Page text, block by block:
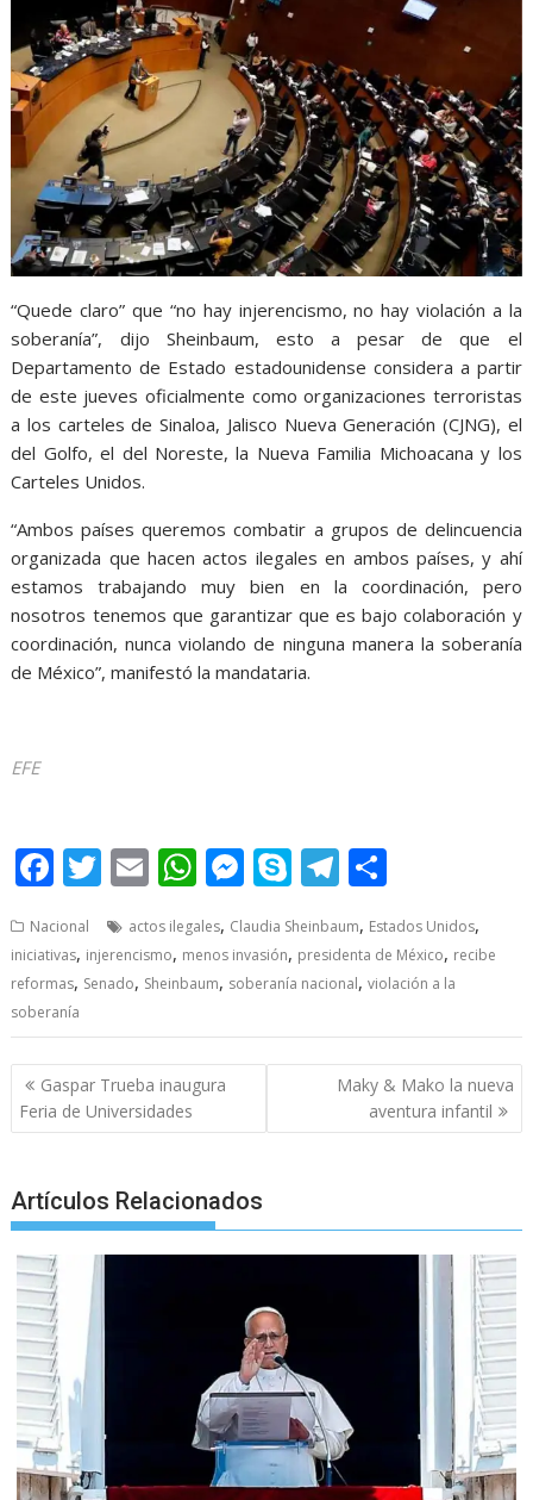
“Quede claro” que “no hay injerencismo, no hay violación a la
soberanía”, dijo Sheinbaum, esto a pesar de que el
Departamento de Estado estadounidense considera a partir
de este jueves oficialmente como organizaciones terroristas
a los carteles de Sinaloa, Jalisco Nueva Generación (CJNG), el
del Golfo, el del Noreste, la Nueva Familia Michoacana y los
Carteles Unidos.
“Ambos países queremos combatir a grupos de delincuencia
organizada que hacen actos ilegales en ambos países, y ahí
estamos trabajando muy bien en la coordinación, pero
nosotros tenemos que garantizar que es bajo colaboración y
coordinación, nunca violando de ninguna manera la soberanía
de México”, manifestó la mandataria.
EFE
F
e
b
o
o
k
T
itt
er
E
ai
l
W
at
s
p
p
M
ss
e
g
S
y
p
T
e
gr
m
ar
e
Nacional actos ilegales, Claudia Sheinbaum, Estados Unidos,
iniciativas, injerencismo, menos invasión, presidenta de México, recibe
reformas, Senado, Sheinbaum, soberanía nacional,violación a la
soberanía
Post
navigation
Gaspar Trueba inaugura
Feria de Universidades
Maky & Mako la nueva
aventura infantil
Artículos Relacionados